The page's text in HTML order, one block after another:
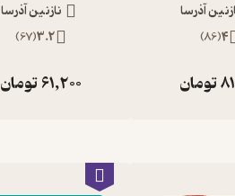
آذرسا
4
(
86
)
تومان
نازنین آذرسا
3.2
(
67
)
61,200تومان